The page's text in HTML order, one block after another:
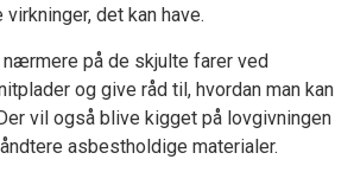
det kan have.
på de skjulte farer ved
og give råd til, hvordan man kan
vil også blive kigget på lovgivningen
asbestholdige materialer.